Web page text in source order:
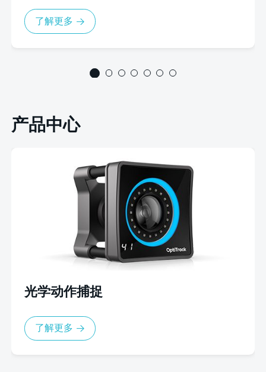
射反光材料上的标记点来采集该标记点的2D坐标
信息，再通过计算多个摄像机扫描区域内交叉重
叠点的坐标信息，获取每个标记点的3D坐标信
而创建、分析、得到相应的动作数据信息。
了解更多
产品中心
光学动作捕捉
了解更多